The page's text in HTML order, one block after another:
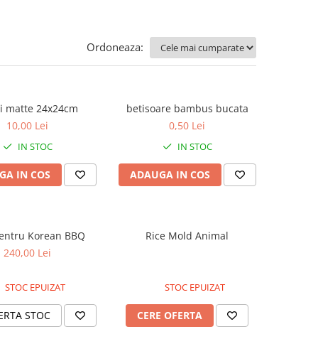
Ordoneaza:
matte 24x24cm
10,00 Lei
IN STOC
IN COS
betisoare bambus bucata
0,50 Lei
IN STOC
ADAUGA IN COS
Korean BBQ
240,00 Lei
STOC EPUIZAT
STOC
Rice Mold Animal
STOC EPUIZAT
CERE OFERTA